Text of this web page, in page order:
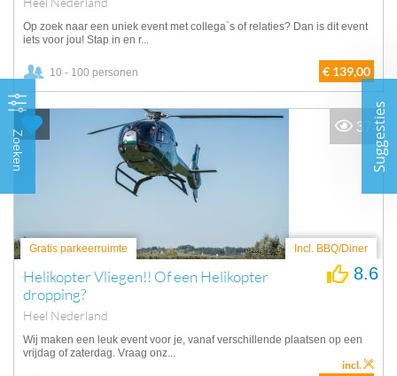
Zoeken
Op zoek naar een uniek event met collega`s of relaties? Dan is dit event
iets voor jou! Stap in en r...
10 - 100 personen € 139,00
Gratis parkeerruimte Incl. BBQ/Diner
Helikopter Vliegen!! Of een Helikopter
dropping?
Heel Nederland
8.6
Wij maken een leuk event voor je, vanaf verschillende plaatsen op een
vrijdag of zaterdag. Vraag onz...
incl.
374Suggesties